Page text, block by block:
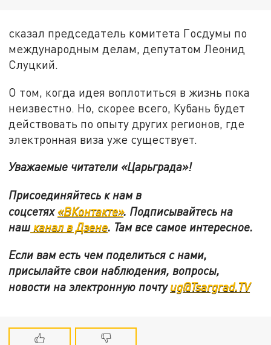
сказал председатель комитета Госдумы по
международным делам, депутатом Леонид
Слуцкий.
О том, когда идея воплотиться в жизнь пока
неизвестно. Но, скорее всего, Кубань будет
действовать по опыту других регионов, где
электронная виза уже существует.
Уважаемые читатели «Царьграда»!
Присоединяйтесь к нам в
соцсетях«ВКонтакте». Подписывайтесь на
нашканал в Дзене. Там все самое интересное.
Если вам есть чем поделиться с нами,
присылайте свои наблюдения, вопросы,
новости на электронную почтуug@Tsargrad.TV